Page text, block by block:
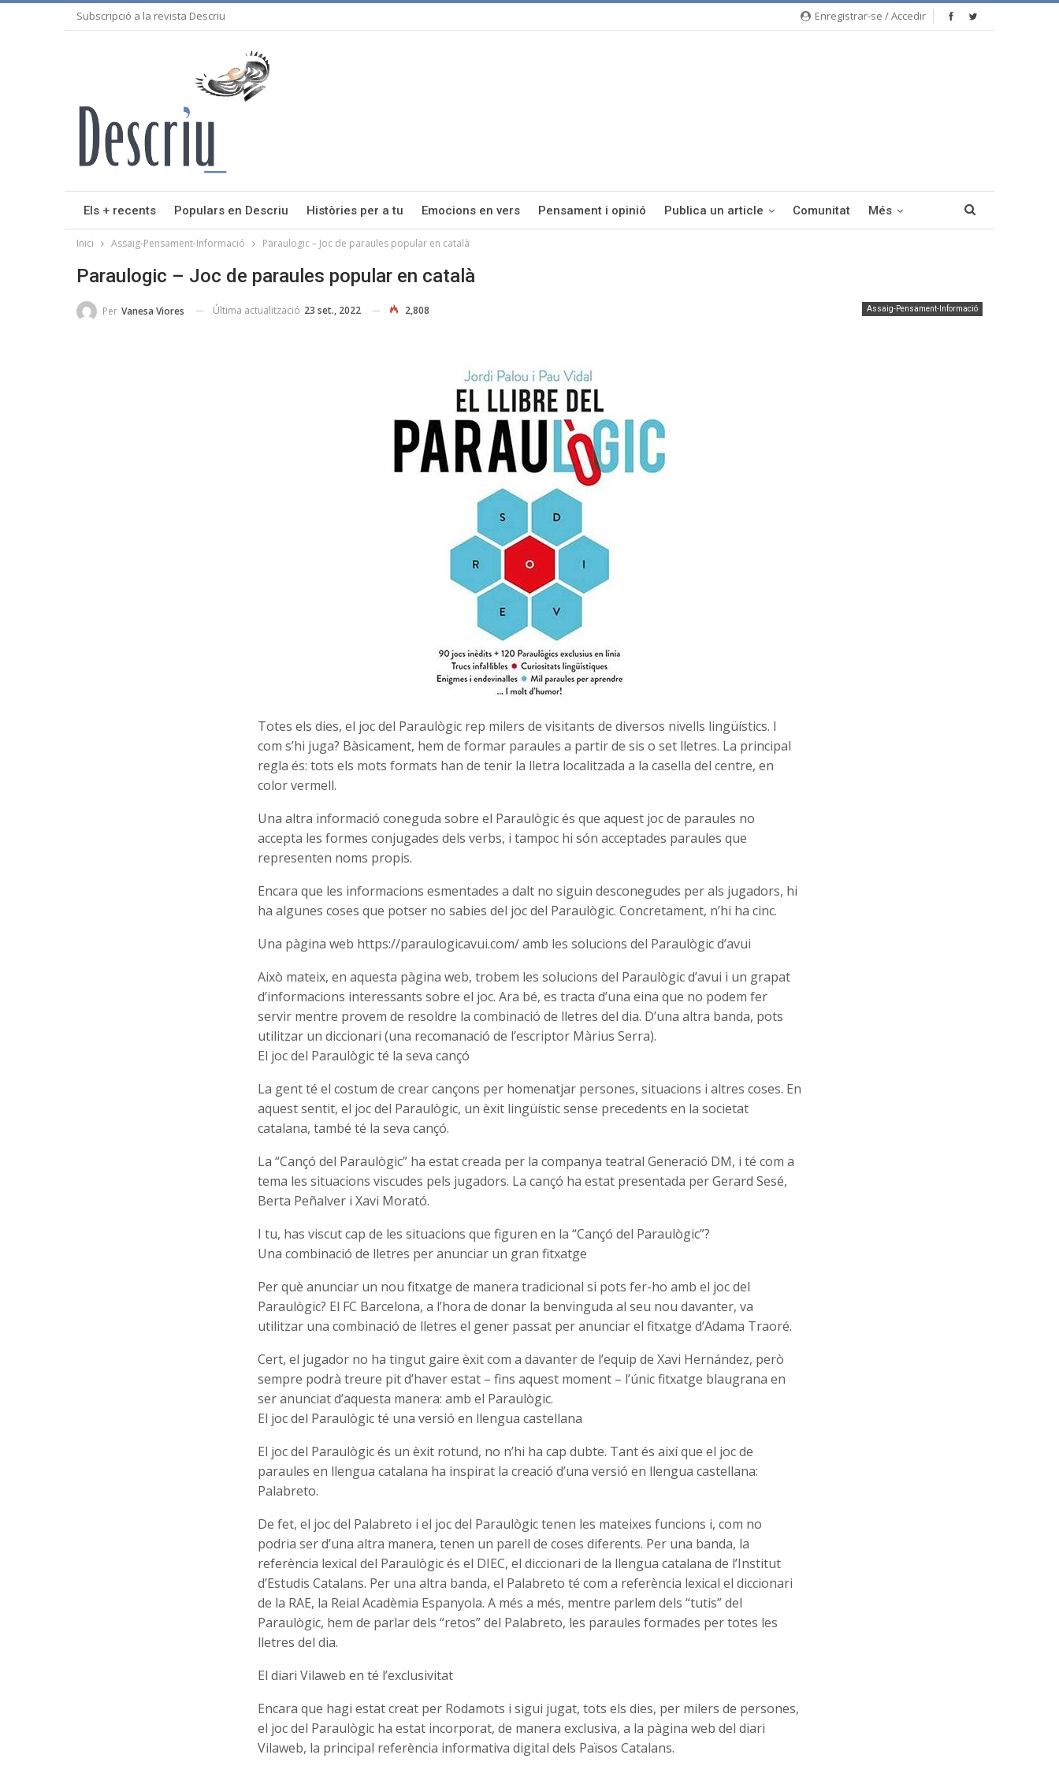
Enregistrar-se / Accedir
Subscripció a la revista Descriu
Els + recents Populars en Descriu Històries per a tu Emocions en vers Pensament i opinió Publica un article Comunitat Més
Inici Assaig-Pensament-Informació Paraulogic – Joc de paraules popular en català
Paraulogic – Joc de paraules popular en català
Assaig-Pensament-Informació
Per Vanesa Viores Última actualització 23 set., 2022 2,808
Totes els dies, el joc del Paraulògic rep milers de visitants de diversos nivells lingüístics. I
com s’hi juga? Bàsicament, hem de formar paraules a partir de sis o set lletres. La principal
regla és: tots els mots formats han de tenir la lletra localitzada a la casella del centre, en
color vermell.
Una altra informació coneguda sobre el Paraulògic és que aquest joc de paraules no
accepta les formes conjugades dels verbs, i tampoc hi són acceptades paraules que
representen noms propis.
Encara que les informacions esmentades a dalt no siguin desconegudes per als jugadors, hi
ha algunes coses que potser no sabies del joc del Paraulògic. Concretament, n’hi ha cinc.
Una pàgina web https://paraulogicavui.com/ amb les solucions del Paraulògic d’avui
Això mateix, en aquesta pàgina web, trobem les solucions del Paraulògic d’avui i un grapat
d’informacions interessants sobre el joc. Ara bé, es tracta d’una eina que no podem fer
servir mentre provem de resoldre la combinació de lletres del dia. D’una altra banda, pots
utilitzar un diccionari (una recomanació de l’escriptor Màrius Serra).
El joc del Paraulògic té la seva cançó
La gent té el costum de crear cançons per homenatjar persones, situacions i altres coses. En
aquest sentit, el joc del Paraulògic, un èxit lingüístic sense precedents en la societat
catalana, també té la seva cançó.
La “Cançó del Paraulògic” ha estat creada per la companya teatral Generació DM, i té com a
tema les situacions viscudes pels jugadors. La cançó ha estat presentada per Gerard Sesé,
Berta Peñalver i Xavi Morató.
I tu, has viscut cap de les situacions que figuren en la “Cançó del Paraulògic”?
Una combinació de lletres per anunciar un gran fitxatge
Per què anunciar un nou fitxatge de manera tradicional si pots fer-ho amb el joc del
Paraulògic? El FC Barcelona, a l’hora de donar la benvinguda al seu nou davanter, va
utilitzar una combinació de lletres el gener passat per anunciar el fitxatge d’Adama Traoré.
Cert, el jugador no ha tingut gaire èxit com a davanter de l’equip de Xavi Hernández, però
sempre podrà treure pit d’haver estat – fins aquest moment – l’únic fitxatge blaugrana en
ser anunciat d’aquesta manera: amb el Paraulògic.
El joc del Paraulògic té una versió en llengua castellana
El joc del Paraulògic és un èxit rotund, no n’hi ha cap dubte. Tant és així que el joc de
paraules en llengua catalana ha inspirat la creació d’una versió en llengua castellana:
Palabreto.
De fet, el joc del Palabreto i el joc del Paraulògic tenen les mateixes funcions i, com no
podria ser d’una altra manera, tenen un parell de coses diferents. Per una banda, la
referència lexical del Paraulògic és el DIEC, el diccionari de la llengua catalana de l’Institut
d’Estudis Catalans. Per una altra banda, el Palabreto té com a referència lexical el diccionari
de la RAE, la Reial Acadèmia Espanyola. A més a més, mentre parlem dels “tutis” del
Paraulògic, hem de parlar dels “retos” del Palabreto, les paraules formades per totes les
lletres del dia.
El diari Vilaweb en té l’exclusivitat
Encara que hagi estat creat per Rodamots i sigui jugat, tots els dies, per milers de persones,
el joc del Paraulògic ha estat incorporat, de manera exclusiva, a la pàgina web del diari
Vilaweb, la principal referència informativa digital dels Països Catalans.